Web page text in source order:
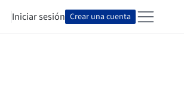
Iniciar sesión Crear una cuenta